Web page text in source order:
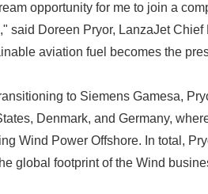
opportunity for me to join a
said Doreen Pryor, LanzaJet
aviation fuel becomes the
to Siemens Gamesa,
Denmark, and Germany,
Wind Power Offshore. In total,
global footprint of the Wind